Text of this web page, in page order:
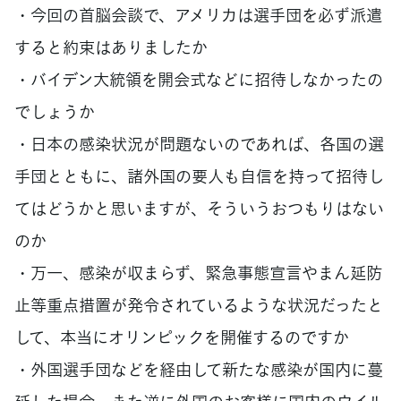
・今回の首脳会談で、アメリカは選手団を必ず派遣
すると約束はありましたか
・バイデン大統領を開会式などに招待しなかったの
でしょうか
・日本の感染状況が問題ないのであれば、各国の選
手団とともに、諸外国の要人も自信を持って招待し
てはどうかと思いますが、そういうおつもりはない
のか
・万一、感染が収まらず、緊急事態宣言やまん延防
止等重点措置が発令されているような状況だったと
して、本当にオリンピックを開催するのですか
・外国選手団などを経由して新たな感染が国内に蔓